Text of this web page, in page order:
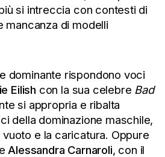
si intreccia con contesti di
mancanza di modelli
dominante rispondono voci
Eilish con la sua celebre Bad
si appropria e ribalta
della dominazione maschile,
e la caricatura. Oppure
Alessandra Carnaroli, con il